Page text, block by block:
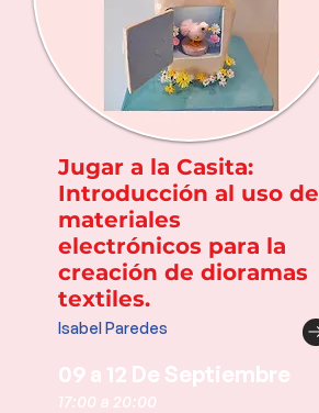
Jugar a la Casita:
Introducción al uso de
materiales
electrónicos para la
creación de dioramas
textiles.
Isabel Paredes
09 a 12 De Septiembre
17:00 a 20:00